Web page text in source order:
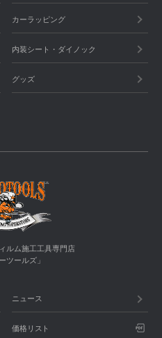
カーラッピング
内装シート・ダイノック
グッズ
ルム施工工具専門店
ツールズ」
ニュース
価格リスト